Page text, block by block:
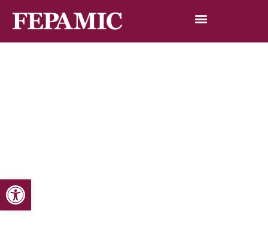
Abrir barra de herramientas
Inicio